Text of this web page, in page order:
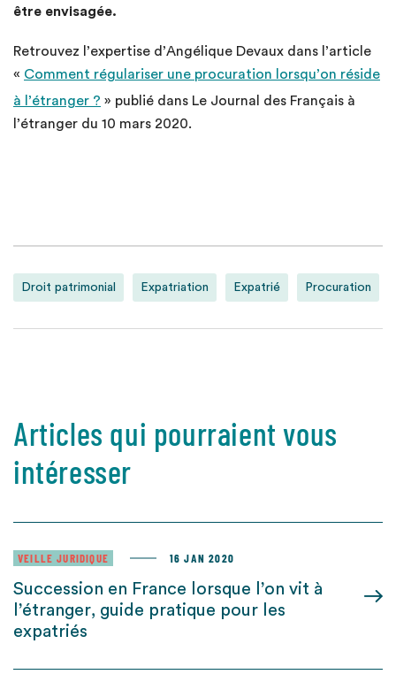
être envisagée.
Retrouvez l’expertise d’Angélique Devaux dans l’article
« Comment régulariser une procuration lorsqu’on réside
à l’étranger ? » publié dans Le Journal des Français à
l’étranger du 10 mars 2020.
Droit patrimonial Expatriation Expatrié Procuration
Articles qui pourraient vous
intéresser
VEILLE JURIDIQUE 16 JAN 2020
Succession en France lorsque l’on vit à
l’étranger, guide pratique pour les
expatriés